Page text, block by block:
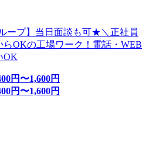
ープ】当日面談も可★＼正社員
OKの工場ワーク！電話・WEB
OK
円〜1,600円
円〜1,600円